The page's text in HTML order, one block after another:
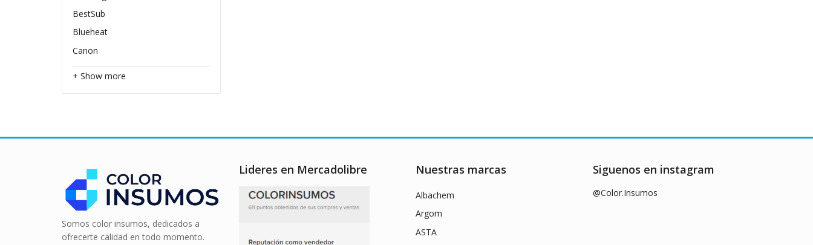
BestSub
Blueheat
Canon
+ Show more
Somos color insumos, dedicados a
ofrecerte calidad en todo momento.
Lideres en Mercadolibre Nuestras marcas
Albachem
Argom
ASTA
Siguenos en instagram
@Color.Insumos